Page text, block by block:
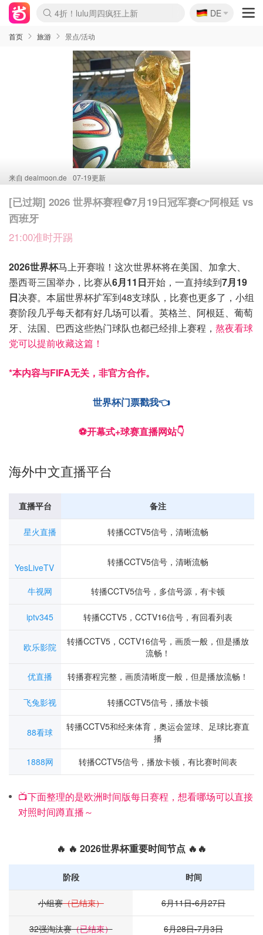
Boticinal 夏促开抢！
4折！lulu周四疯狂上新
还没结束！&OtherStories大促
Joybuy变相75折 随时失效
速领！Stanley独家85折
疑似霸哥！Camper额外叠85折
Zalando 奥莱闪促！每日更新
Moncler反季囤！5折起+叠9折
Coach Brooklyn仅€192
🇩🇪
DE
首页 旅游 景点/活动
来自 dealmoon.de 07-19更新
[已过期] 2026 世界杯赛程⚽7月19日冠军赛👉阿根廷 vs
西班牙
21:00准时开踢
2026世界杯马上开赛啦！这次世界杯将在美国、加拿大、
墨西哥三国举办，比赛从6月11日开始，一直持续到7月19
日决赛。本届世界杯扩军到48支球队，比赛也更多了，小组
赛阶段几乎每天都有好几场可以看。英格兰、阿根廷、葡萄
牙、法国、巴西这些热门球队也都已经排上赛程， 熬夜看球
党可以提前收藏这篇！
*本内容与FIFA无关，非官方合作。
世界杯门票戳我👈
⚽️开幕式+球赛直播网站👇
海外中文直播平台
直播平台 备注
星火直播 转播CCTV5信号，清晰流畅
YesLiveTV 转播CCTV5信号，清晰流畅
牛视网 转播CCTV5信号，多信号源，有卡顿
iptv345 转播CCTV5，CCTV16信号，有回看列表
欧乐影院
转播CCTV5，CCTV16信号，画质一般，但是播放
流畅！
优直播
转播赛程完整，画质清晰度一般，但是播放流畅！
飞兔影视 转播CCTV5信号，播放卡顿
88看球
转播CCTV5和经来体育，奥运会篮球、足球比赛直
播
1888网
转播CCTV5信号，播放卡顿，有比赛时间表
📺下面整理的是欧洲时间版每日赛程，想看哪场可以直接
对照时间蹲直播～
🔥 🔥 2026世界杯重要时间节点 🔥🔥
阶段 时间
小组赛（已结束） 6月11日-6月27日
32强淘汰赛（已结束） 6月28日-7月3日